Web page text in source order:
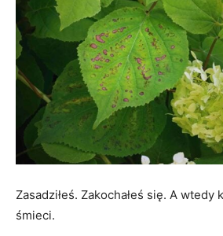
Zasadziłeś. Zakochałeś się. A wtedy
śmieci.